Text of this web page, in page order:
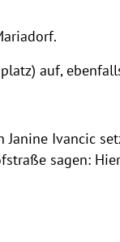
auf,
Ivancic
sagen: